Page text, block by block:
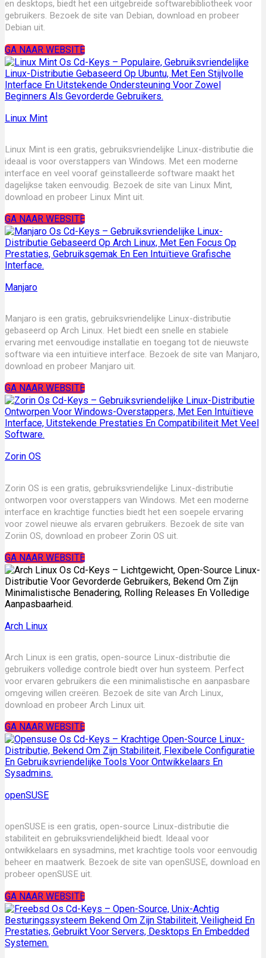
en desktops, biedt het een uitgebreide softwarebibliotheek voor
gebruikers. Bezoek de site van Debian, download en probeer
Debian uit.
GA NAAR WEBSITE
Linux Mint
Linux Mint is een gratis, gebruiksvriendelijke Linux-distributie die
ideaal is voor overstappers van Windows. Met een moderne
interface en veel vooraf geïnstalleerde software maakt het
dagelijkse taken eenvoudig. Bezoek de site van Linux Mint,
download en probeer Linux Mint uit.
GA NAAR WEBSITE
Manjaro
Manjaro is een gratis, gebruiksvriendelijke Linux-distributie
gebaseerd op Arch Linux. Het biedt een snelle en stabiele
ervaring met eenvoudige installatie en toegang tot de nieuwste
software via een intuïtieve interface. Bezoek de site van Manjaro,
download en probeer Manjaro uit.
GA NAAR WEBSITE
Zorin OS
Zorin OS is een gratis, gebruiksvriendelijke Linux-distributie
ontworpen voor overstappers van Windows. Met een moderne
interface en krachtige functies biedt het een soepele ervaring
voor zowel nieuwe als ervaren gebruikers. Bezoek de site van
Zoriin OS, download en probeer Zorin OS uit.
GA NAAR WEBSITE
Arch Linux
Arch Linux is een gratis, open-source Linux-distributie die
gebruikers volledige controle biedt over hun systeem. Perfect
voor ervaren gebruikers die een minimalistische en aanpasbare
omgeving willen creëren. Bezoek de site van Arch Linux,
download en probeer Arch Linux uit.
GA NAAR WEBSITE
openSUSE
openSUSE is een gratis, open-source Linux-distributie die
stabiliteit en gebruiksvriendelijkheid biedt. Ideaal voor
ontwikkelaars en sysadmins, met krachtige tools voor eenvoudig
beheer en maatwerk. Bezoek de site van openSUSE, download en
probeer openSUSE uit.
GA NAAR WEBSITE